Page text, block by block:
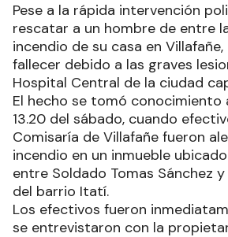
Pese a la rápida intervención
rescatar a un hombre de entre
incendio de su casa en
fallecer debido a las graves
Hospital Central de la ciudad
El hecho se tomó conocimiento
13.20 del sábado, cuando
Comisaría de Villafañe fueron
incendio en un inmueble
entre Soldado Tomas Sánchez
del barrio Itatí.
Los efectivos fueron
se entrevistaron con la